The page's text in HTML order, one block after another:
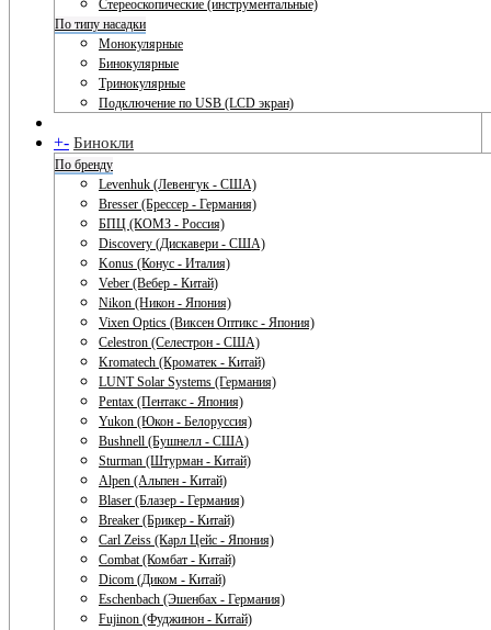
Стереоскопические (инструментальные)
По типу насадки
Монокулярные
Бинокулярные
Тринокулярные
Подключение по USB (LCD экран)
+- Бинокли
По бренду
Levenhuk (Левенгук - США)
Bresser (Брессер - Германия)
БПЦ (КОМЗ - Россия)
Discovery (Дискавери - США)
Konus (Конус - Италия)
Veber (Вебер - Китай)
Nikon (Никон - Япония)
Vixen Optics (Виксен Оптикс - Япония)
Celestron (Селестрон - США)
Kromatech (Кроматек - Китай)
LUNT Solar Systems (Германия)
Pentax (Пентакс - Япония)
Yukon (Юкон - Белоруссия)
Bushnell (Бушнелл - США)
Sturman (Штурман - Китай)
Alpen (Альпен - Китай)
Blaser (Блазер - Германия)
Breaker (Брикер - Китай)
Carl Zeiss (Карл Цейс - Япония)
Combat (Комбат - Китай)
Dicom (Диком - Китай)
Eschenbach (Эшенбах - Германия)
Fujinon (Фуджинон - Китай)